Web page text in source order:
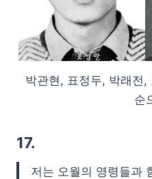
박관현, 표정두, 박래전
순
17.
저는 오월의 영령들과